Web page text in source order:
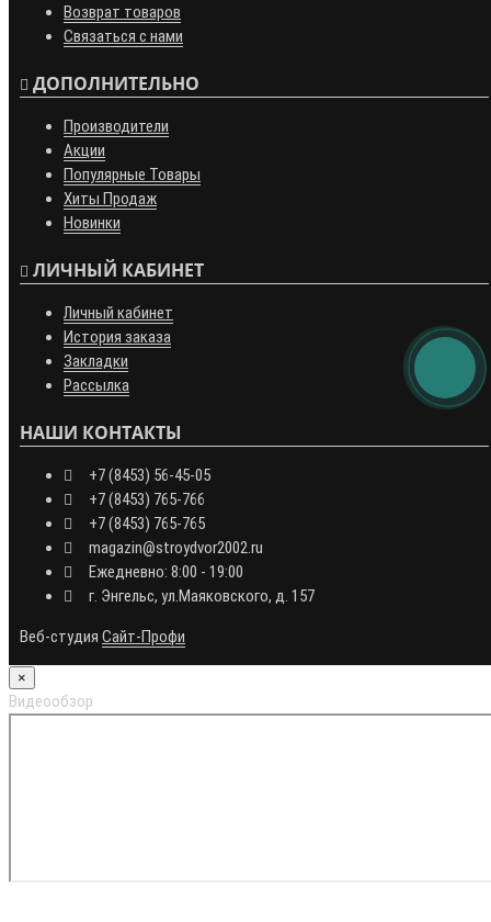
Возврат товаров
Связаться с нами
ДОПОЛНИТЕЛЬНО
Производители
Акции
Популярные Товары
Хиты Продаж
Новинки
ЛИЧНЫЙ КАБИНЕТ
Личный кабинет
История заказа
Закладки
Рассылка
НАШИ КОНТАКТЫ
+7 (8453) 56-45-05
+7 (8453) 765-766
+7 (8453) 765-765
magazin@stroydvor2002.ru
Ежедневно: 8:00 - 19:00
г. Энгельс, ул.Маяковского, д. 157
Веб-студия Сайт-Профи
×
Видеообзор